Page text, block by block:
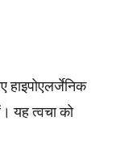
यह त्वचा को